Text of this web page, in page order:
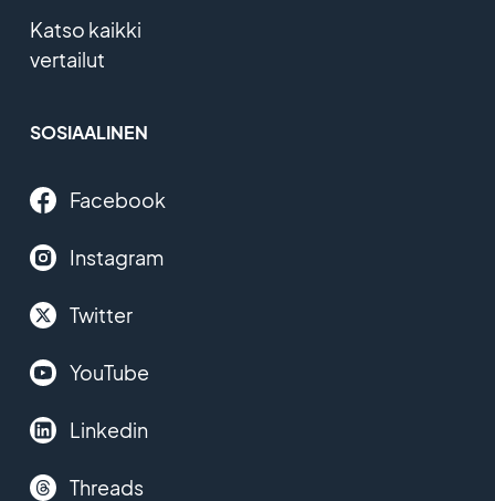
Katso kaikki
vertailut
SOSIAALINEN
Facebook
Instagram
Twitter
YouTube
Linkedin
Threads